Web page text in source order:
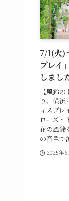
7/1(火)
プレイ
しまし
【風鈴
り、横
ィスプレ
ローズ・
花の風鈴
の音色で
2025年6